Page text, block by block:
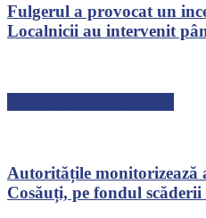
Fulgerul a provocat un
Localnicii au intervenit
Autoritățile monitorizează
Cosăuți, pe fondul